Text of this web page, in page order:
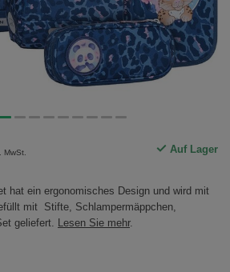
MwSt. Auf Lager
hat ein ergonomisches Design und wird mit
mit Stifte, Schlampermäppchen,
geliefert. Lesen Sie mehr.